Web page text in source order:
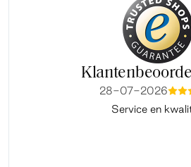
28-07-2026
Service en